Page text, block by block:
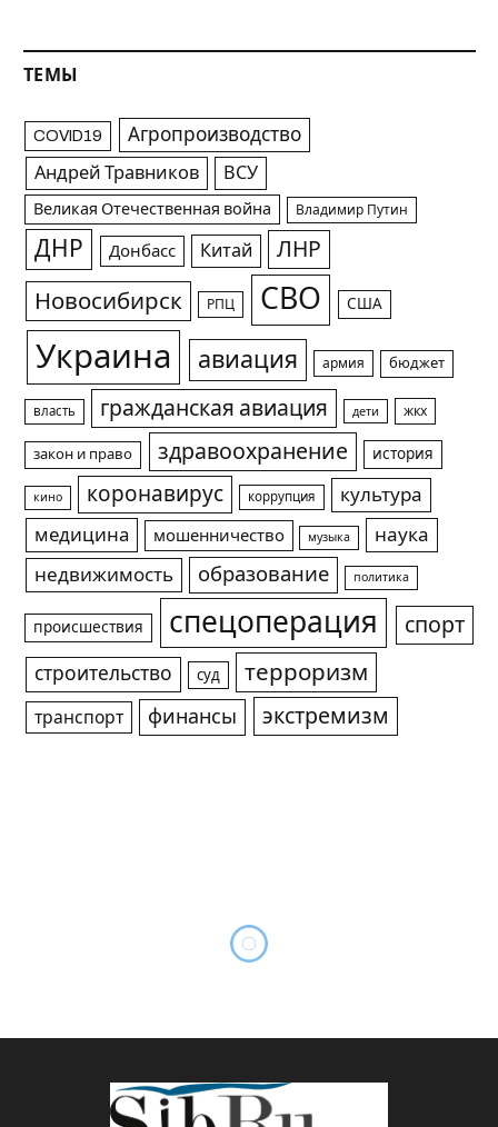
ТЕМЫ
COVID19 Агропроизводство
Андрей Травников ВСУ
Великая Отечественная война Владимир Путин
ДНР Донбасс Китай ЛНР
Новосибирск РПЦ СВО США
Украина авиация армия бюджет
власть гражданская авиация дети жкх
закон и право здравоохранение история
кино коронавирус коррупция
культура
медицина
мошенничество музыка
наука
недвижимость
образование политика
происшествия спецоперация спорт
строительство суд терроризм
транспорт финансы экстремизм
энергосистему Украины
Михаил ШТЕРН 08.12.2022 *ГЛАВНОЕ
Комментариев нет